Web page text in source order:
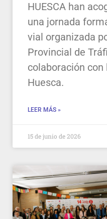
HUESCA han
una jornada
vial organizada
Provincial de
colaboración
Huesca.
LEER MÁS »
15 de junio de 2026